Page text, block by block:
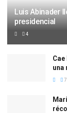
Luis Abinader
presidencial
4
una
7